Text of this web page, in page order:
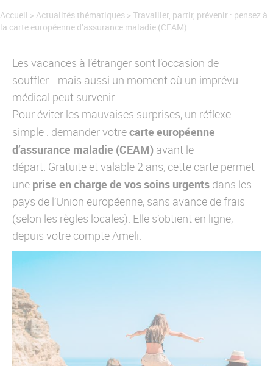
Nos références
Accueil >Actualités thématiques >Travailler, partir, prévenir : pensez à
la carte européenne d’assurance maladie (CEAM)
Les vacances à l’étranger sont l’occasion de
souffler… mais aussi un moment où un imprévu
médical peut survenir.
Pour éviter les mauvaises surprises, un réflexe
simple : demander votrecarte européenne
d’assurance maladie (CEAM) avant le
départ. Gratuite et valable 2 ans, cette carte permet
une prise en charge de vos soins urgents dans les
pays de l’Union européenne, sans avance de frais
(selon les règles locales). Elle s’obtient en ligne,
depuis votre compte Ameli.